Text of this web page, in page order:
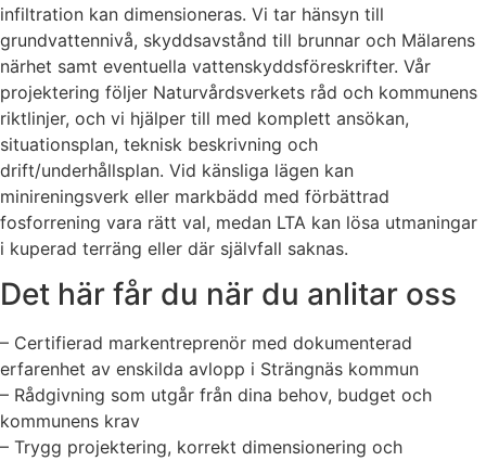
infiltration kan dimensioneras. Vi tar hänsyn till
grundvattennivå, skyddsavstånd till brunnar och Mälarens
närhet samt eventuella vattenskyddsföreskrifter. Vår
projektering följer Naturvårdsverkets råd och kommunens
riktlinjer, och vi hjälper till med komplett ansökan,
situationsplan, teknisk beskrivning och
drift/underhållsplan. Vid känsliga lägen kan
minireningsverk eller markbädd med förbättrad
fosforrening vara rätt val, medan LTA kan lösa utmaningar
i kuperad terräng eller där självfall saknas.
Det här får du när du anlitar oss
– Certifierad markentreprenör med dokumenterad
erfarenhet av enskilda avlopp i Strängnäs kommun
– Rådgivning som utgår från dina behov, budget och
kommunens krav
– Trygg projektering, korrekt dimensionering och